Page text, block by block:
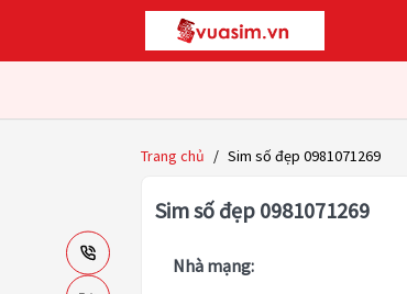
Trang chủ / Sim số đẹp 0981071269
Sim số đẹp 0981071269
Nhà mạng: